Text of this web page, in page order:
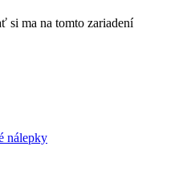
si ma na tomto zariadení
nálepky